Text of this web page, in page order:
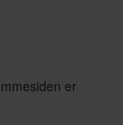
er